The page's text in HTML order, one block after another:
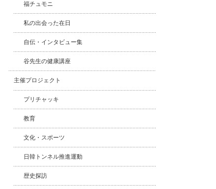
福チュモニ
私の出会った在日
自伝・インタビュー集
谷先生の健康講座
主催プロジェクト
プリチャッキ
教育
文化・スポーツ
日韓トンネル推進運動
歴史探訪